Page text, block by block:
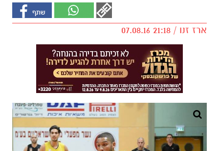
ארז זנו / 21:18 07.08.16